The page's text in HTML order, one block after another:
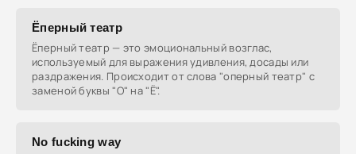
Ёперный театр
Ёперный театр — это эмоциональный возглас,
используемый для выражения удивления, досады или
раздражения. Происходит от слова "оперный театр" с
заменой буквы "О" на "Ё".
No fucking way